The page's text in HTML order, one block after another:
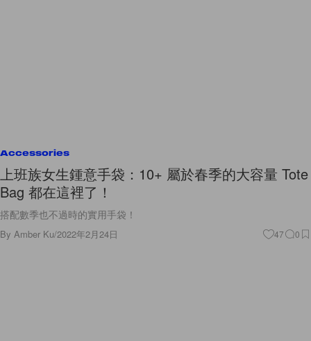
Accessories
上班族女生鍾意手袋：10+ 屬於春季的大容量 Tote
Bag 都在這裡了！
搭配數季也不過時的實用手袋！
By Amber Ku/2022年2月24日 47 0